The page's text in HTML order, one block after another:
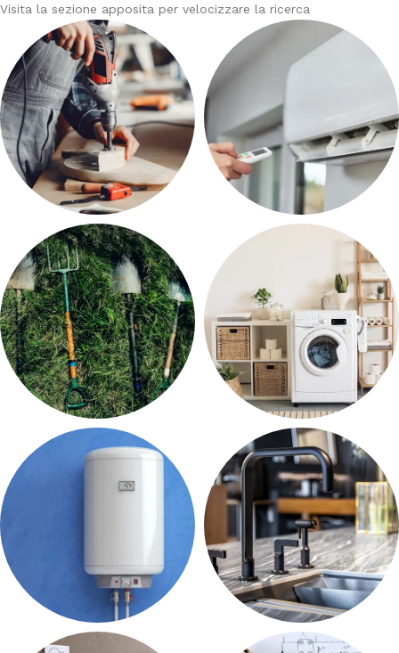
Visita la sezione apposita per velocizzare la ricerca
BRICOLAGE E FAI DA TE
168 prodotti
CLIMATIZZAZIONE
GIARDINAGGIO
30 prodotti
LAVANDERIA
26 prodotti
RISCALDAMENTO RUBINETTERIA